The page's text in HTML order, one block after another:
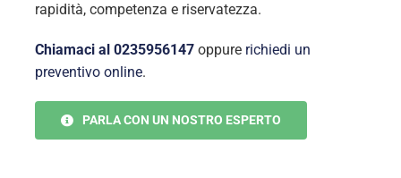
rapidità, competenza e riservatezza.
Chiamaci al 0235956147oppure richiedi un
preventivo online.
PARLA CON UN NOSTRO ESPERTO